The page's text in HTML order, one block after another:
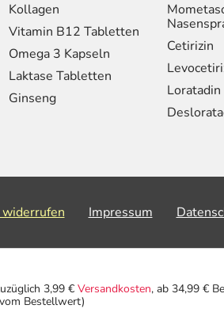
Kollagen
Vitamin B12 Tabletten
Omega 3 Kapseln
Laktase Tabletten
Ginseng
Cetirizin
Loratadin
Impressum
3,99 € Versandkosten, ab 34,99 €
Bestellwert)